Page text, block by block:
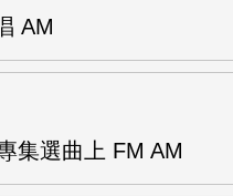
AM
集選曲上 FM AM